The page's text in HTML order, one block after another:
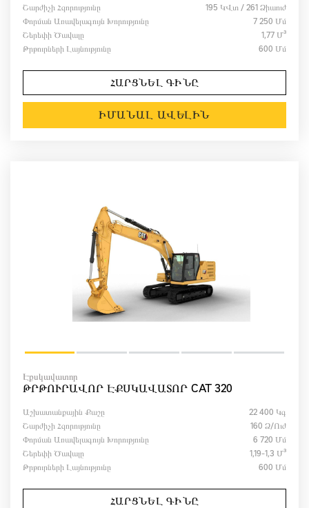
Շարժիչի Հզորությունը
195 ԿՎտ / 261 Ձիաուժ
Փորման Առավելագույն Խորությունը
7 250 Մմ
Շերեփի Ծավալը
1,77 Մ³
Թրթուրների Լայնությունը
600 Մմ
ՀԱՐՑՆԵԼ ԳԻՆԸ
ԻՄԱՆԱԼ ԱՎԵԼԻՆ
Էքսկավատոր
ԹՐԹՈՒՐԱՎՈՐ ԷՔՍԿԱՎԱՏՈՐ CAT 320
Աշխատանքային Քաշը
22 400 Կգ
Շարժիչի Հզորությունը
160 Ձ/ուժ
Փորման Առավելագույն Խորությունը
6 720 Մմ
Շերեփի Ծավալը
1,19-1,3 Մ³
Թրթուրների Լայնությունը
600 Մմ
ՀԱՐՑՆԵԼ ԳԻՆԸ